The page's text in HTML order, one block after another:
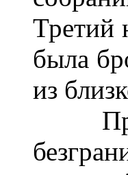
Третий
была
из
При